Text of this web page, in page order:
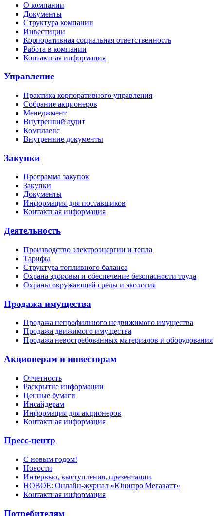
О компании
Документы
Структура компании
Инвестиции
Корпоративная социальная ответственность
Работа в компании
Контактная информация
Управление
Практика корпоративного управления
Собрание акционеров
Менеджмент
Внутренний аудит
Комплаенс
Внутренние документы
Закупки
Программа закупок
Закупки
Документы
Информация для поставщиков
Контактная информация
Деятельность
Производство электроэнергии и тепла
Тарифы
Структура топливного баланса
Охрана здоровья и обеспечение безопасности труда
Охраны окружающей среды и экология
Продажа имущества
Продажа непрофильного недвижимого имущества
Продажа движимого имущества
Продажа невостребованных материалов и оборудования
Акционерам и инвесторам
Отчетность
Раскрытие информации
Ценные бумаги
Инсайдерам
Информация для акционеров
Контактная информация
Пресс-центр
С новым годом!
Новости
Интервью, выступления, презентации
НОВОЕ: Онлайн-журнал «Юнипро Мегаватт»
Контактная информация
Потребителям